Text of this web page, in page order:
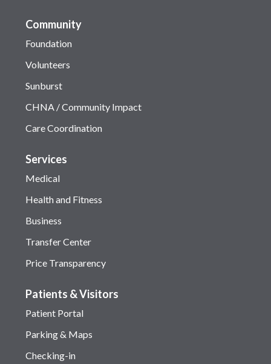
Community
Foundation
Volunteers
Sunburst
CHNA / Community Impact
Care Coordination
Services
Medical
Health and Fitness
Business
Transfer Center
Price Transparency
Patients & Visitors
Patient Portal
Parking & Maps
Checking-in